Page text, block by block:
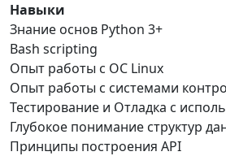
Навыки
Знание основ Python 3+
Bash scripting
Опыт работы с ОС Linux
Опыт работы с системами
Тестирование и Отладка с
Глубокое понимание структур
Принципы построения API